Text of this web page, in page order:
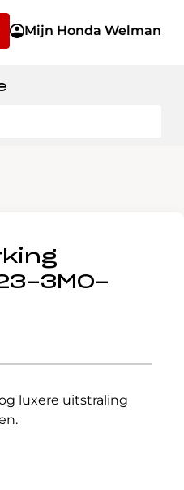
Mijn Honda Welman
3M0-
luxere uitstraling